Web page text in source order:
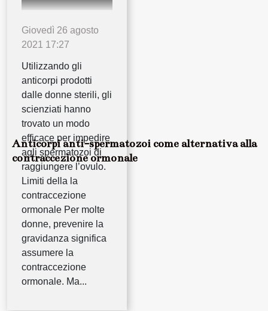
Anticorpi anti-spermatozoi come alternativa alla
contraccezione ormonale
Giovedì 26 agosto
2021 17:27
Utilizzando gli
anticorpi prodotti
dalle donne sterili, gli
scienziati hanno
trovato un modo
efficace per impedire
agli spermatozoi di
raggiungere l’ovulo.
Limiti della la
contraccezione
ormonale Per molte
donne, prevenire la
gravidanza significa
assumere la
contraccezione
ormonale. Ma...